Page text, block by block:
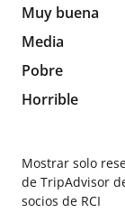
Muy buena
19 reviews
Media
21 reviews
Pobre
19 reviews
Horrible
53 reviews
Mostrar solo
de TripAdvisor
socios de RCI